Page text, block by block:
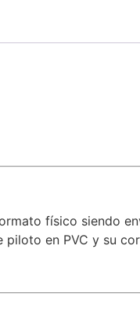
físico siendo
en PVC y su